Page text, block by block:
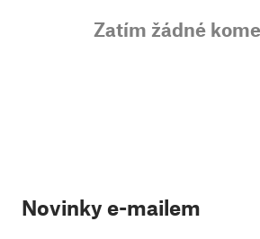
Zatím žádné
Novinky e-mailem